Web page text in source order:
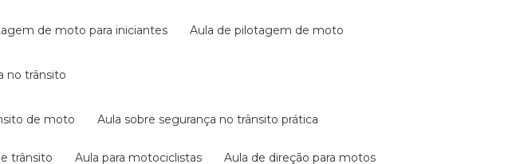
de moto para iniciantes aula de pilotagem de moto
no trânsito
de moto aula sobre segurança no trânsito prática
trânsito aula para motociclistas aula de direção para motos